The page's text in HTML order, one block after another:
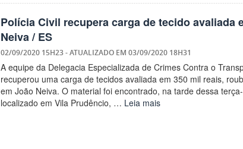
Polícia Civil recupera carga de tecido avaliada
Neiva / ES
02/09/2020 15H23- ATUALIZADO EM 03/09/2020 18H31
A equipe da Delegacia Especializada de Crimes Contra o
recuperou uma carga de tecidos avaliada em 350 mil reais,
em João Neiva. O material foi encontrado, na tarde dessa
localizado em Vila Prudêncio, … Leia mais